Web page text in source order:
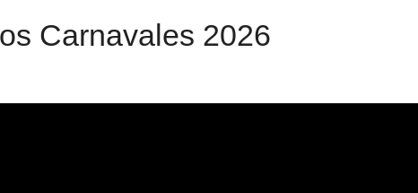
Carnavales 2026